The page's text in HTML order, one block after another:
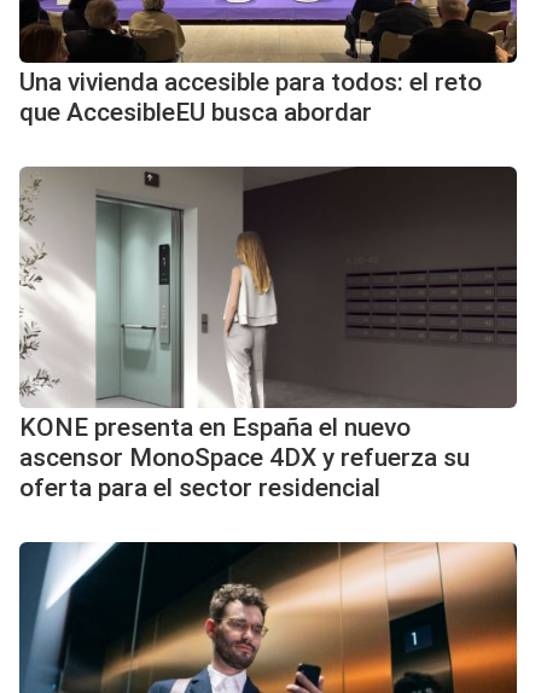
Una vivienda accesible para todos: el reto
que AccesibleEU busca abordar
KONE presenta en España el nuevo
ascensor MonoSpace 4DX y refuerza su
oferta para el sector residencial